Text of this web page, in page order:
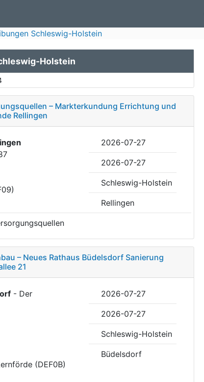
Schleswig-Holstein
Holstein
– Markterkundung Errichtung und
Rellingen
2026-07-27
2026-07-27
Schleswig-Holstein
Rellingen
– Neues Rathaus Büdelsdorf Sanierung
21
- Der
(DEF0B)
2026-07-27
2026-07-27
Schleswig-Holstein
Büdelsdorf